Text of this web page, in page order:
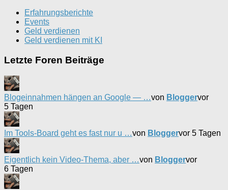
Erfahrungsberichte
Events
Geld verdienen
Geld verdienen mit KI
Letzte Foren Beiträge
Blogeinnahmen hängen an Google — …von Bloggervor
5 Tagen
Im Tools-Board geht es fast nur u …von Bloggervor 5 Tagen
Eigentlich kein Video-Thema, aber …von Bloggervor
6 Tagen